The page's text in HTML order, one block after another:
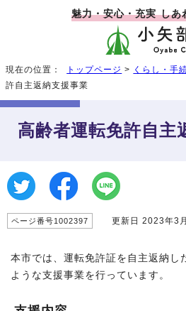
魅力・安心・充実 し
現在の位置： トップページ > くらし・手
許自主返納支援事業
高齢者運転免許自主
ページ番号1002397 更新日 2023年3
本市では、運転免許証を自主返納し
ような支援事業を行っています。